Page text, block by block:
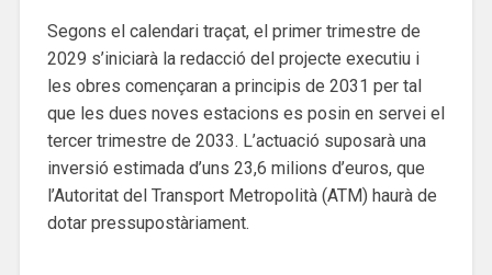
Segons el calendari traçat, el primer trimestre de
2029 s’iniciarà la redacció del projecte executiu i
les obres començaran a principis de 2031 per tal
que les dues noves estacions es posin en servei el
tercer trimestre de 2033. L’actuació suposarà una
inversió estimada d’uns 23,6 milions d’euros, que
l’Autoritat del Transport Metropolità (ATM) haurà de
dotar pressupostàriament.